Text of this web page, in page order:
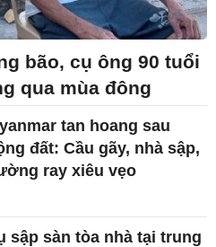
bão, cụ ông 90 tuổi
qua mùa đông
tan hoang sau
đất: Cầu gãy, nhà sập,
ray xiêu vẹo
sập sàn tòa nhà tại trung